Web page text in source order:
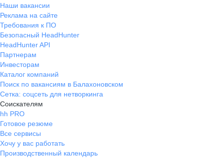
Наши вакансии
Реклама на сайте
Требования к ПО
Безопасный HeadHunter
HeadHunter API
Партнерам
Инвесторам
Каталог компаний
Поиск по вакансиям в Балахоновском
Сетка: соцсеть для нетворкинга
Соискателям
hh PRO
Готовое резюме
Все сервисы
Хочу у вас работать
Производственный календарь